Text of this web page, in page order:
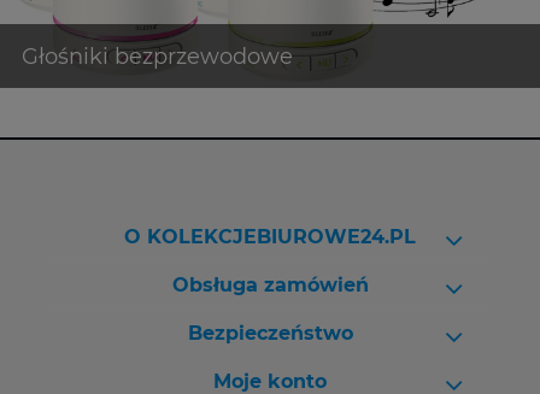
O KOLEKCJEBIUROWE24.PL
Obsługa zamówień
Bezpieczeństwo
Moje konto